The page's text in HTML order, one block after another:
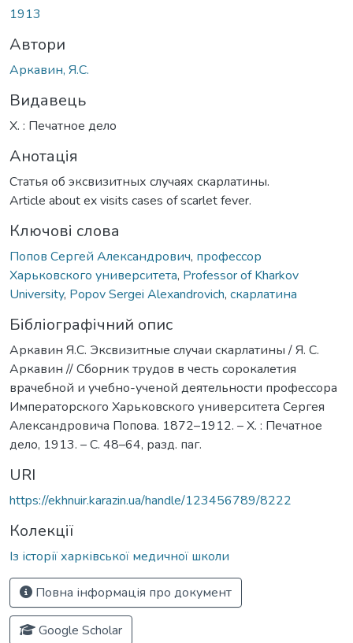
1913
Автори
Аркавин, Я.С.
Видавець
Х. : Печатное дело
Анотація
Статья об эксвизитных случаях скарлатины.
Article about ex visits cases of scarlet fever.
Ключові слова
Попов Сергей Александрович, профессор
Харьковского университета, Professor of Kharkov
University, Popov Sergei Alexandrovich, скарлатина
Бібліографічний опис
Аркавин Я.С. Эксвизитные случаи скарлатины / Я. С.
Аркавин // Сборник трудов в честь сорокалетия
врачебной и учебно-ученой деятельности профессора
Императорского Харьковского университета Сергея
Александровича Попова. 1872–1912. – Х. : Печатное
дело, 1913. – С. 48–64, разд. паг.
URI
https://ekhnuir.karazin.ua/handle/123456789/8222
Колекції
Із історії харківської медичної школи
Повна інформація про документ
Google Scholar